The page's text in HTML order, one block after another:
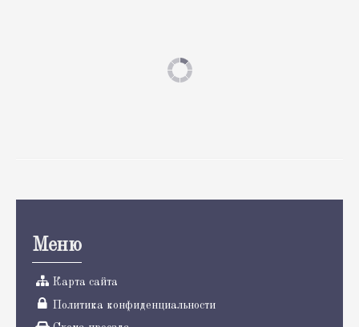
Меню
Карта сайта
Политика конфиденциальности